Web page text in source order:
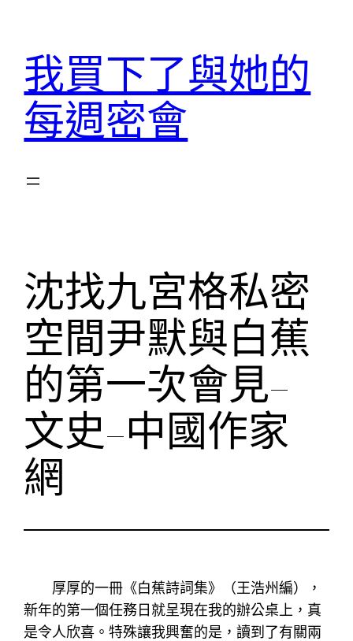
我買下了與她的
每週密會
沈找九宮格私密
空間尹默與白蕉
的第一次會見–
文史–中國作家
網
厚厚的一冊《白蕉詩詞集》（王浩州編），
新年的第一個任務日就呈現在我的辦公桌上，真
是令人欣喜。特殊讓我興奮的是，讀到了有關兩